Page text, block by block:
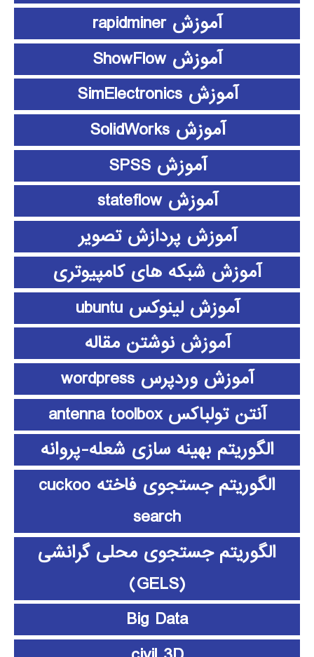
آموزش rapidminer
آموزش ShowFlow
آموزش SimElectronics
آموزش SolidWorks
آموزش SPSS
آموزش stateflow
آموزش پردازش تصویر
آموزش شبکه های کامپیوتری
آموزش لینوکس ubuntu
آموزش نوشتن مقاله
آموزش وردپرس wordpress
آنتن تولباکس antenna toolbox
الگوریتم بهینه سازی شعله-پروانه
الگوریتم جستجوی فاخته cuckoo
search
الگوریتم جستجوی محلی گرانشی
(GELS)
Big Data